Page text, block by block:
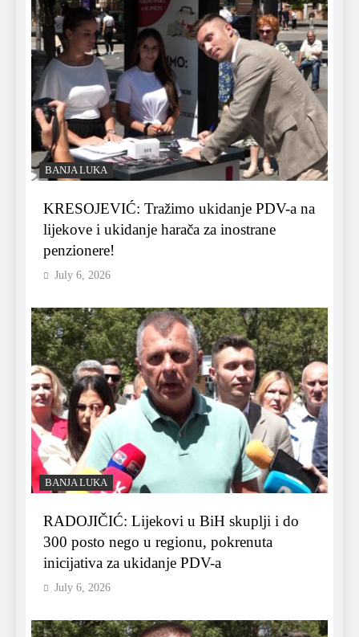
BANJA LUKA
KRESOJEVIĆ: Tražimo ukidanje PDV-a na
lijekove i ukidanje harača za inostrane
penzionere!
July 6, 2026
BANJA LUKA
RADOJIČIĆ: Lijekovi u BiH skuplji i do
300 posto nego u regionu, pokrenuta
inicijativa za ukidanje PDV-a
July 6, 2026